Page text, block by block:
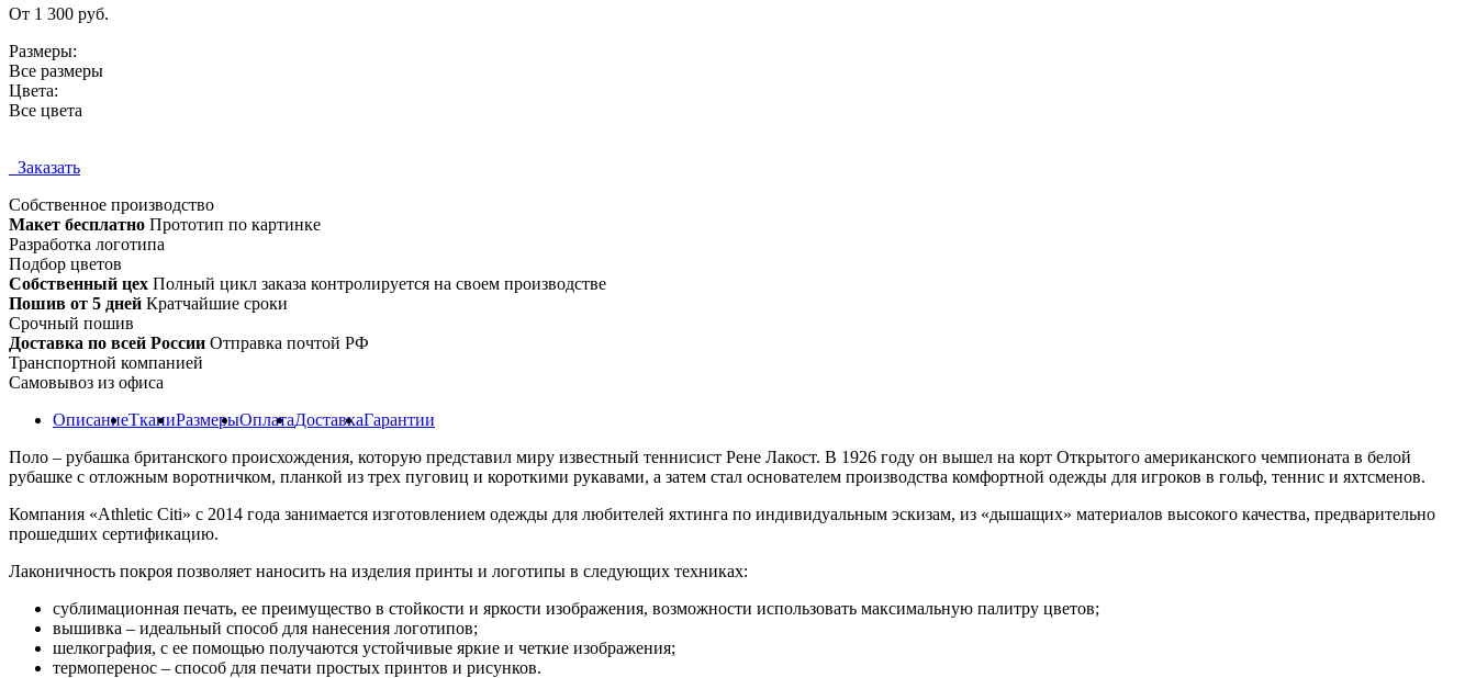
От 1 300 руб.
Размеры:
Все размеры
Цвета:
Все цвета
Заказать
Собственное производство
Макет бесплатно Прототип по картинке
Разработка логотипа
Подбор цветов
Собственный цех Полный цикл заказа контролируется на своем производстве
Пошив от 5 дней Кратчайшие сроки
Срочный пошив
Доставка по всей России Отправка почтой РФ
Транспортной компанией
Самовывоз из офиса
ОписаниеТканиРазмерыОплатаДоставкаГарантии
Поло – рубашка британского происхождения, которую представил миру известный теннисист Рене Лакост. В 1926 году он вышел на корт Открытого американского чемпионата в белой
рубашке с отложным воротничком, планкой из трех пуговиц и короткими рукавами, а затем стал основателем производства комфортной одежды для игроков в гольф, теннис и яхтсменов.
Компания «Athletic Citi» с 2014 года занимается изготовлением одежды для любителей яхтинга по индивидуальным эскизам, из «дышащих» материалов высокого качества, предварительно
прошедших сертификацию.
Лаконичность покроя позволяет наносить на изделия принты и логотипы в следующих техниках:
сублимационная печать, ее преимущество в стойкости и яркости изображения, возможности использовать максимальную палитру цветов;
вышивка – идеальный способ для нанесения логотипов;
шелкография, с ее помощью получаются устойчивые яркие и четкие изображения;
термоперенос – способ для печати простых принтов и рисунков.